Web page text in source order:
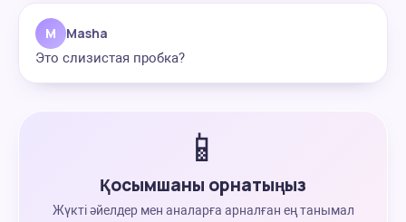
M Masha
Это слизистая пробка?
📱
Қосымшаны орнатыңыз
Жүкті әйелдер мен аналарға арналған ең танымал